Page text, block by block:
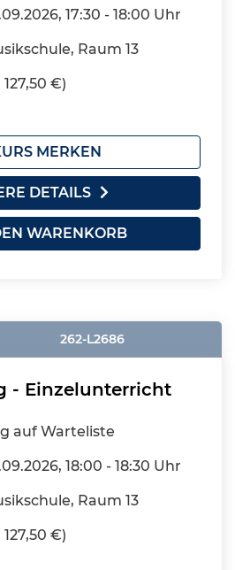
17:30 - 18:00 Uhr
Raum 13
€)
MERKEN
DETAILS
WARENKORB
262-L2686
- Einzelunterricht
auf Warteliste
18:00 - 18:30 Uhr
Raum 13
€)